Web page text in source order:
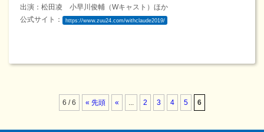
出演：松田凌 小早川俊輔（Wキャスト）ほか
公式サイト：
https://www.zuu24.com/withclaude2019/
6 / 6 « 先頭 « ... 2 3 4 5 6